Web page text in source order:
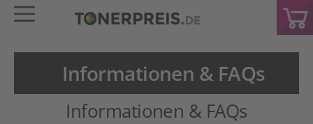
Informationen & FAQs
Informationen & FAQs